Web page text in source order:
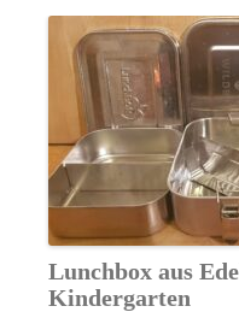
Lunchbox aus
Kindergarten